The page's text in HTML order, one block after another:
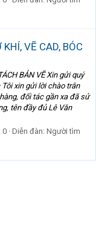
VẼ CAD, BÓC
BẢN VẼ Xin gửi quý
xin gửi lời chào trân
đối tác gần xa đã sử
tên đầy đủ Lê Văn
0 Diễn đàn: Người tìm